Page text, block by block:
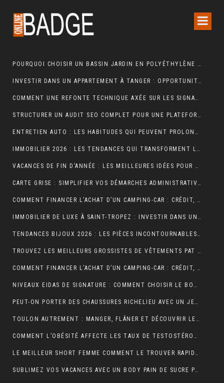
POURQUOI CHOISIR UN BASSIN JARDIN EN POLYÉTHYLÈNE FERME ?
INVESTIR DANS UN APPARTEMENT À TANGER : OPPORTUNITÉS ET POINTS ESSENTIELS À CONNAÎTRE
COMMENT UNE REFONTE TECHNIQUE AXÉE SUR LES SIGNAUX WEB ESSENTIELS A BOOSTÉ LES VENTES D’UNE BOUTIQUE EN LIGNE
STRUCTURER UN AUDIT SEO COMPLET POUR UNE PLATEFORME E-COMMERCE INTERNATIONALE
ENTRETIEN AUTO : LES HABITUDES QUI PEUVENT PROLONGER LA VIE DE VOTRE VÉHICULE
IMMOBILIER 2026 : LES TENDANCES QUI TRANSFORMENT LE MARCHÉ DE LA LOCATION
VACANCES DE FIN D’ANNÉE : LES MEILLEURES IDÉES POUR CÉLÉBRER LES FÊTES
CARTE GRISE : SIMPLIFIER VOS DÉMARCHES ADMINISTRATIVES
COMMENT FINANCER L’ACHAT D’UN CAMPING-CAR : CRÉDIT, LEASING OU PAIEMENT COMPTANT ?
IMMOBILIER DE LUXE À SAINT-TROPEZ : INVESTIR DANS UN ART DE VIVRE
TENDANCES BIJOUX 2026 : LES PIÈCES INCONTOURNABLES À PORTER CETTE ANNÉE
TROUVEZ LES MEILLEURS GROSSISTES DE VÊTEMENTS PAT PATROUILLE POUR BOOSTER VOTRE ACTIVITÉ DE REVENTE RENTABLE
COMMENT FINANCER L’ACHAT D’UN CAMPING-CAR : CRÉDIT, LEASING OU PAIEMENT COMPTANT ?
NIVEAUX EIDAS DE SIGNATURE : COMMENT CHOISIR LE BON NIVEAU POUR SÉCURISER VOS DOCUMENTS
PEUT-ON PORTER DES CHAUSSURES RICHELIEU AVEC UN JEAN ?
TOULON AUTREMENT : MANGER, FLÂNER ET DÉCOUVRIR LES VRAIES BONNES ADRESSES
COMMENT L’OBÉSITÉ AFFECTE LES TAUX DE TESTOSTÉRONE ET LA LIBIDO MASCULINE
LE MEILLEUR SHORT FEMME COMMENT LE TROUVER RAPIDEMENT ET EFFICACEMENT
SUBLIMEZ VOS VACANCES AVEC UN BODY PAIN DE SUCRE PARFAIT POUR UN LOOK ÉLÉGANT EN VOYAGE